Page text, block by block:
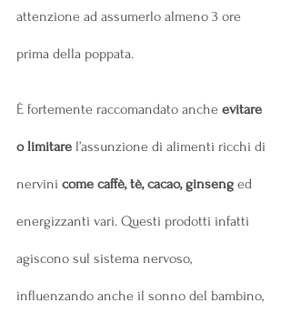
attenzione ad assumerlo almeno 3 ore
prima della poppata.
È fortemente raccomandato anche evitare
o limitare l’assunzione di alimenti ricchi di
nervini come caffè, tè, cacao, ginseng ed
energizzanti vari. Questi prodotti infatti
agiscono sul sistema nervoso,
influenzando anche il sonno del bambino,